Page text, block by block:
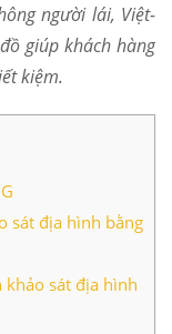
người lái, Việt-
giúp khách hàng
kiệm.
sát địa hình bằng
sát địa hình